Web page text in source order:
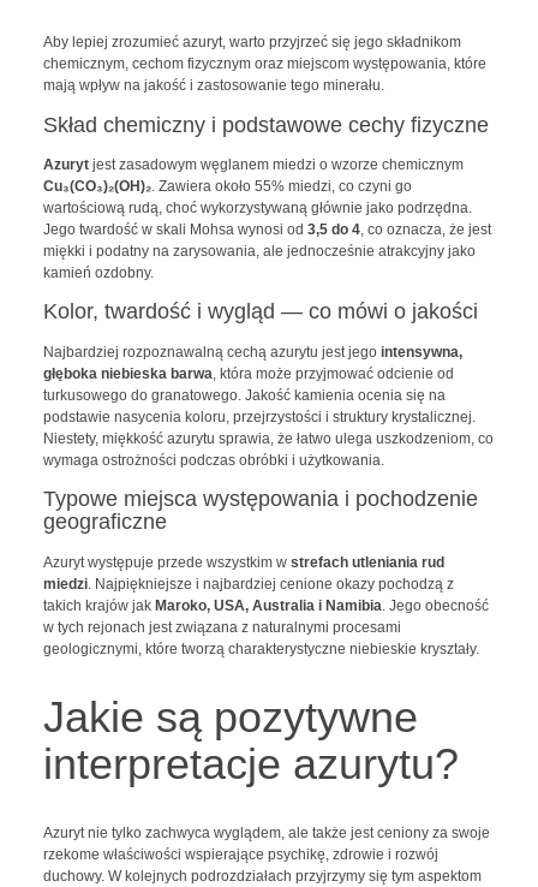
Aby lepiej zrozumieć azuryt, warto przyjrzeć się jego składnikom
chemicznym, cechom fizycznym oraz miejscom występowania, które
mają wpływ na jakość i zastosowanie tego minerału.
Skład chemiczny i podstawowe cechy fizyczne
Azurytjest zasadowym węglanem miedzi o wzorze chemicznym
Cu₃(CO₃)₂(OH)₂. Zawiera około 55% miedzi, co czyni go
wartościową rudą, choć wykorzystywaną głównie jako podrzędna.
Jego twardość w skali Mohsa wynosi od 3,5 do 4, co oznacza, że jest
miękki i podatny na zarysowania, ale jednocześnie atrakcyjny jako
kamień ozdobny.
Kolor, twardość i wygląd — co mówi o jakości
Najbardziej rozpoznawalną cechą azurytu jest jego intensywna,
głęboka niebieska barwa , która może przyjmować odcienie od
turkusowego do granatowego. Jakość kamienia ocenia się na
podstawie nasycenia koloru, przejrzystości i struktury krystalicznej.
Niestety, miękkość azurytu sprawia, że łatwo ulega uszkodzeniom, co
wymaga ostrożności podczas obróbki i użytkowania.
Typowe miejsca występowania i pochodzenie
geograficzne
Azuryt występuje przede wszystkim w strefach utleniania rud
miedzi. Najpiękniejsze i najbardziej cenione okazy pochodzą z
takich krajów jak Maroko, USA, Australia i Namibia . Jego obecność
w tych rejonach jest związana z naturalnymi procesami
geologicznymi, które tworzą charakterystyczne niebieskie kryształy.
Jakie są pozytywne
interpretacje azurytu?
Azuryt nie tylko zachwyca wyglądem, ale także jest ceniony za swoje
rzekome właściwości wspierające psychikę, zdrowie i rozwój
duchowy. W kolejnych podrozdziałach przyjrzymy się tym aspektom